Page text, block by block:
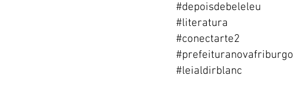
#depoisdebeleleu
#literatura
#conectarte2
#prefeituranovafriburgo
#leialdirblanc